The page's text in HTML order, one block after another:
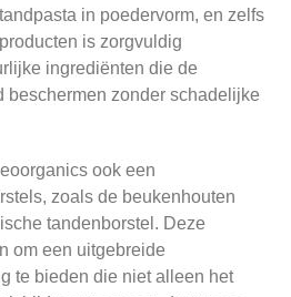
in poedervorm, en zelfs
is zorgvuldig
ingrediënten die de
beschermen zonder schadelijke
ook een
zoals de beukenhouten
tandenborstel. Deze
om een uitgebreide
te bieden die niet alleen het